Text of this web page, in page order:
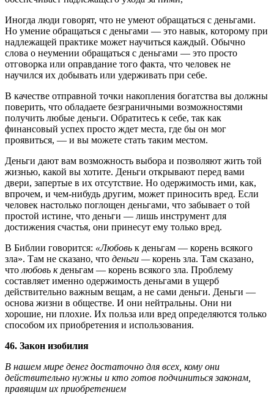
Иногда люди говорят, что не умеют обращаться с деньгами.
Но умение обращаться с деньгами — это навык, которому при
надлежащей практике может научиться каждый. Обычно
слова о неумении обращаться с деньгами — это просто
отговорка или оправдание того факта, что человек не
научился их добывать или удерживать при себе.
В качестве отправной точки накопления богатства вы должны
поверить, что обладаете безграничными возможностями
получить любые деньги. Обратитесь к себе, так как
финансовый успех просто ждет места, где бы он мог
проявиться, — и вы можете стать таким местом.
Деньги дают вам возможность выбора и позволяют жить той
жизнью, какой вы хотите. Деньги открывают перед вами
двери, запертые в их отсутствие. Но одержимость ими, как,
впрочем, и чем-нибудь другим, может приносить вред. Если
человек настолько поглощен деньгами, что забывает о той
простой истине, что деньги — лишь инструмент для
достижения счастья, они принесут ему только вред.
В Библии говорится: «Любовь к деньгам — корень всякого
зла». Там не сказано, что деньги —корень зла. Там сказано,
что любовь кденьгам — корень всякого зла. Проблему
составляет именно одержимость деньгами в ущерб
действительно важным вещам, а не сами деньги. Деньги —
основа жизни в обществе. И они нейтральны. Они ни
хорошие, ни плохие. Их польза или вред определяются только
способом их приобретения и использования.
46. Закон изобилия
В нашем мире денег достаточно для всех, кому они
действительно нужны и кто готов подчиниться законам,
правящим их приобретением